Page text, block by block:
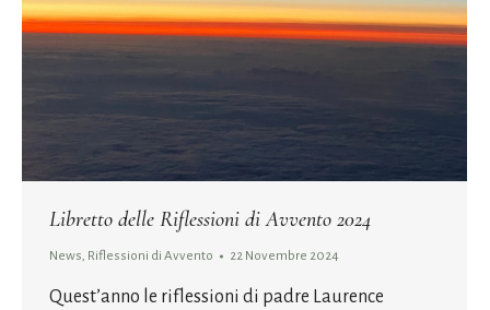
Libretto delle Riflessioni di Avvento 2024
News, Riflessioni di Avvento 22 Novembre 2024
Quest’anno le riflessioni di padre Laurence